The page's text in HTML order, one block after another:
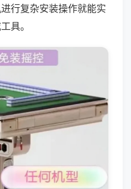
行复杂安装操作就能实
具。